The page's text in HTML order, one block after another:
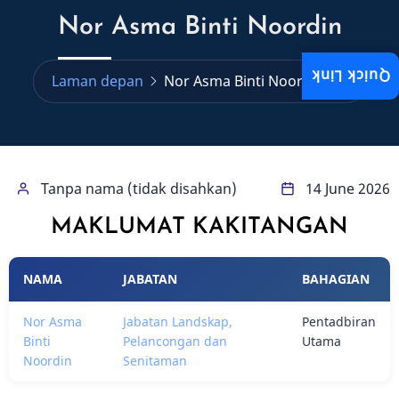
Nor Asma Binti Noordin
Laman depan Nor Asma Binti Noordin
Tanpa nama (tidak disahkan) 14 June 2026
MAKLUMAT KAKITANGAN
NAMA JABATAN BAHAGIAN
Nor Asma
Binti
Noordin
Jabatan Landskap,
Pelancongan dan
Senitaman
Pentadbiran
Utama
Quick Link